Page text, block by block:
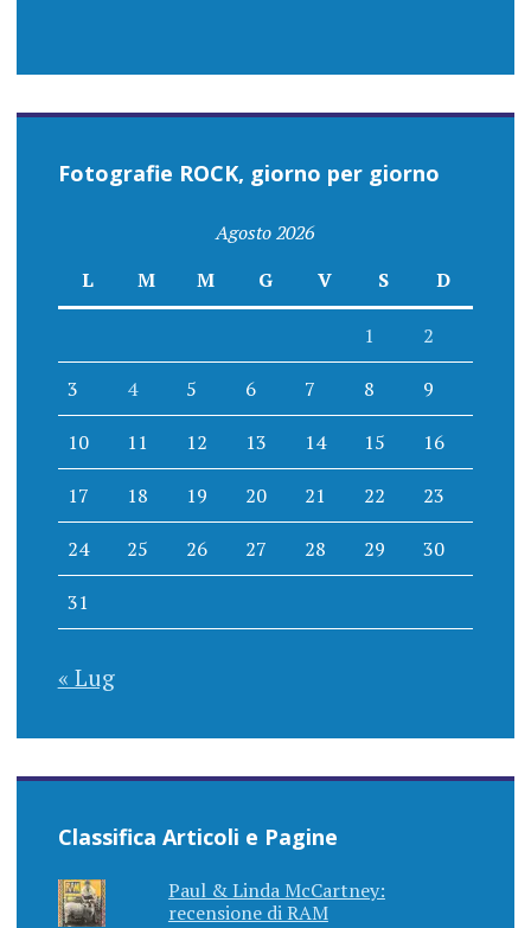
Fotografie ROCK, giorno per giorno
Agosto 2026
L
M M G V S D
1 2
3 4 5 6 7 8 9
10 11 12 13 14 15 16
17 18 19 20 21 22 23
24 25 26 27 28 29 30
31
« Lug
Classifica Articoli e Pagine
Paul & Linda McCartney:
recensione di RAM